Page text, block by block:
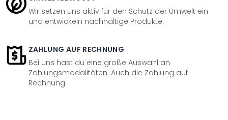
Wir setzen uns aktiv für den Schutz der Umwelt ein
und entwickeln nachhaltige Produkte.
ZAHLUNG AUF RECHNUNG
Bei uns hast du eine große Auswahl an
Zahlungsmodalitäten. Auch die Zahlung auf
Rechnung.